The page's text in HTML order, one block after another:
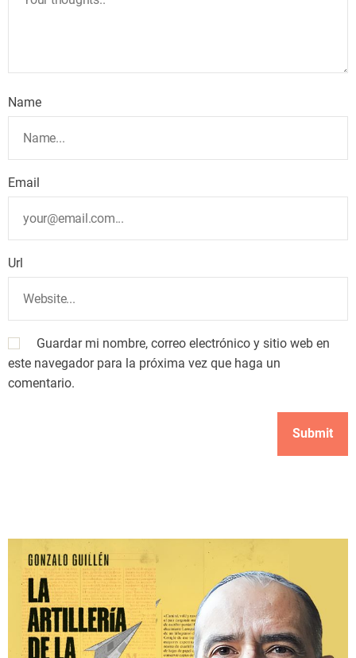
Name
Email
Url
Guardar mi nombre, correo electrónico y sitio web en
este navegador para la próxima vez que haga un
comentario.